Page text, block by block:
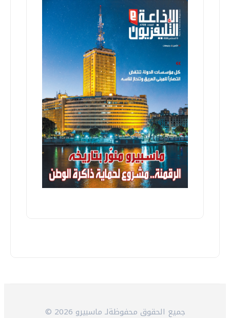
© 2026 جميع الحقوق محفوظةلـ ماسبيرو